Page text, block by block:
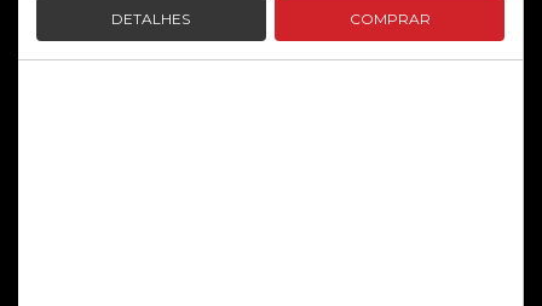
DETALHES COMPRAR